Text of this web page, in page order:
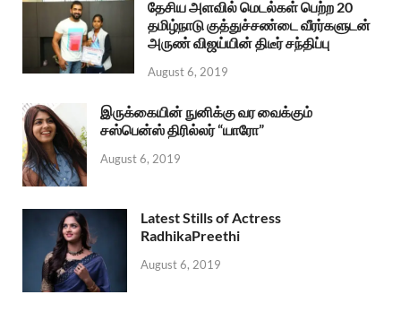
தேசிய அளவில் மெடல்கள் பெற்ற 20
தமிழ்நாடு குத்துச்சண்டை வீரர்களுடன்
அருண் விஜய்யின் திடீர் சந்திப்பு
August 6, 2019
இருக்கையின் நுனிக்கு வர வைக்கும்
சஸ்பென்ஸ் திரில்லர் “யாரோ”
August 6, 2019
Latest Stills of Actress
RadhikaPreethi
August 6, 2019